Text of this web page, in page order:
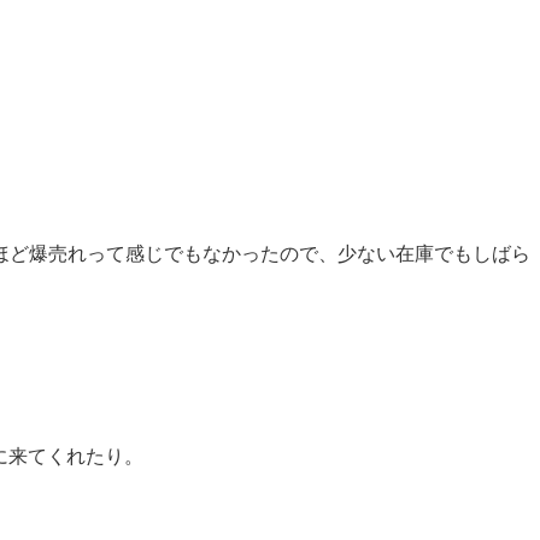
爆売れって感じでもなかったので、少ない在庫でもしばら
てくれたり。